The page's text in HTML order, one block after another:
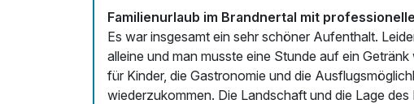
Familienurlaub im Brandnertal mit
Es war insgesamt ein sehr schöner Aufenthalt.
alleine und man musste eine Stunde auf ein
für Kinder, die Gastronomie und die
wiederzukommen. Die Landschaft und die Lage